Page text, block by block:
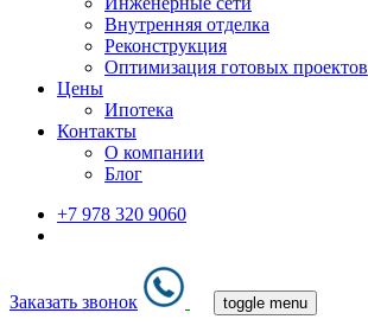
Внутренняя отделка
Реконструкция
Оптимизация готовых проектов
Цены
Ипотека
Контакты
О компании
Блог
+7 978 320 9060
Заказать звонок toggle menu